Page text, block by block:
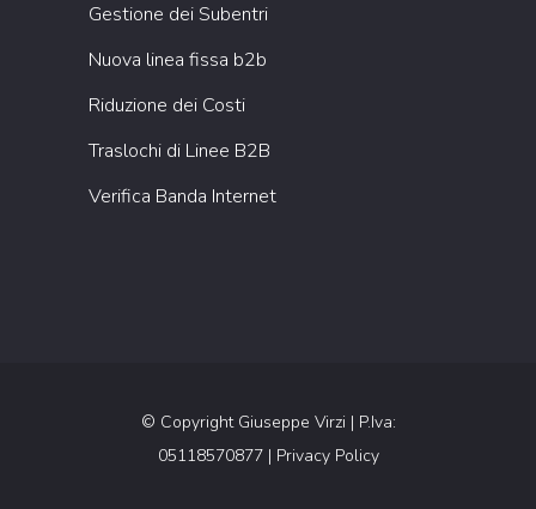
Gestione dei Subentri
Nuova linea fissa b2b
Riduzione dei Costi
Traslochi di Linee B2B
Verifica Banda Internet
© Copyright Giuseppe Virzi | P.Iva:
05118570877 | Privacy Policy